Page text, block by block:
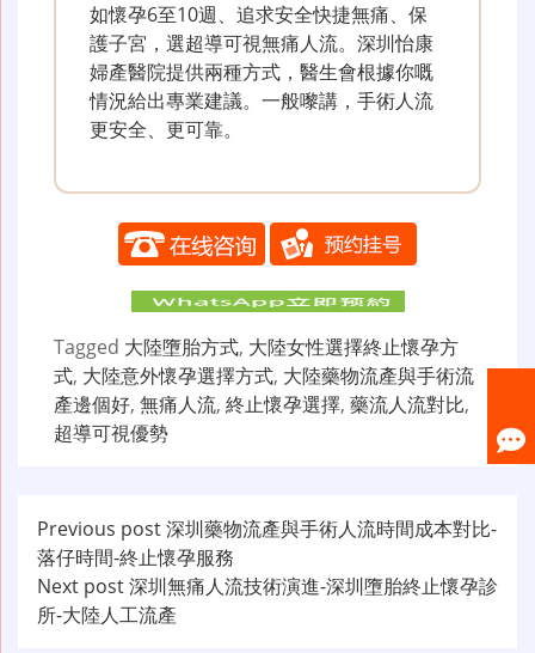
如懷孕6至10週、追求安全快捷無痛、保
護子宮，選超導可視無痛人流。深圳怡康
婦產醫院提供兩種方式，醫生會根據你嘅
情況給出專業建議。一般嚟講，手術人流
更安全、更可靠。
Tagged 大陸墮胎方式, 大陸女性選擇終止懷孕方
式, 大陸意外懷孕選擇方式, 大陸藥物流產與手術流
產邊個好, 無痛人流, 終止懷孕選擇, 藥流人流對比,
超導可視優勢
文
章
导
Previous post深圳藥物流產與手術人流時間成本對比-
落仔時間-終止懷孕服務
Next post深圳無痛人流技術演進-深圳墮胎終止懷孕診
所-大陸人工流產